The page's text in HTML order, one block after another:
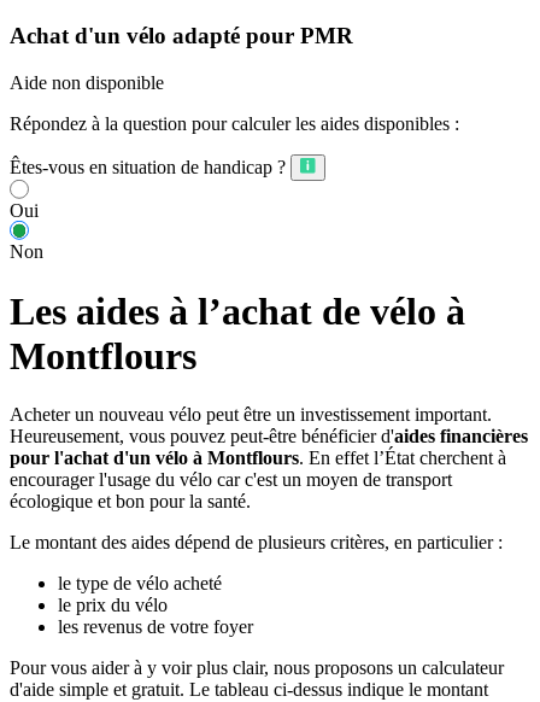
Achat d'un vélo adapté pour PMR
Aide non disponible
Répondez à la question pour calculer les aides disponibles :
Êtes-vous en situation de handicap ?
Oui
Non
Les aides à l’achat de vélo à
Montflours
Acheter un nouveau vélo peut être un investissement important.
Heureusement, vous pouvez peut-être bénéficier d'aides financières
pour l'achat d'un vélo à Montflours. En effet l’État cherchent à
encourager l'usage du vélo car c'est un moyen de transport
écologique et bon pour la santé.
Le montant des aides dépend de plusieurs critères, en particulier :
le type de vélo acheté
le prix du vélo
les revenus de votre foyer
Pour vous aider à y voir plus clair, nous proposons un calculateur
d'aide simple et gratuit. Le tableau ci-dessus indique le montant